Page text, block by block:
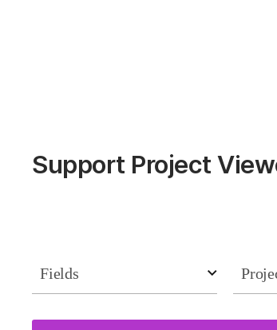
Support Project